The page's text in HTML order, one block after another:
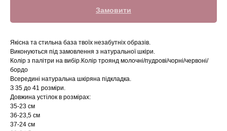
Замовити
Якісна та стильна база твоїх незабутніх образів.
Виконуються під замовлення з натуральної шкіри.
Колір з палітри на вибір.Колір троянд молочні/пудрові/чорні/червоні/
бордо
Всередині натуральна шкіряна підкладка.
З 35 до 41 розміри.
Довжина устілок в розмірах:
35-23 cм
36-23,5 см
37-24 см